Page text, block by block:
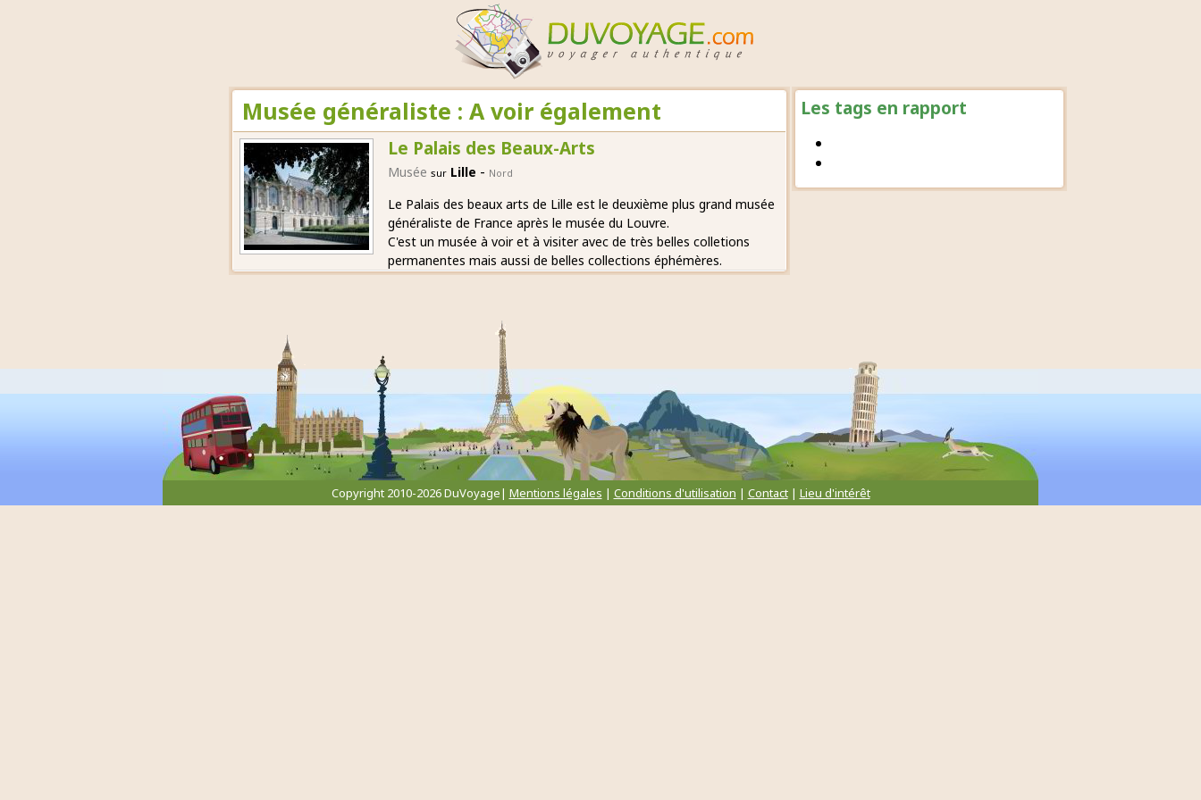
Les tags en rapport
Musée généraliste : A voir également
Le Palais des Beaux-Arts
Musée sur Lille - Nord
Le Palais des beaux arts de Lille est le deuxième plus grand musée
généraliste de France après le musée du Louvre.
C'est un musée à voir et à visiter avec de très belles colletions
permanentes mais aussi de belles collections éphémères.
Copyright 2010-2026 DuVoyage| Mentions légales | Conditions d'utilisation | Contact| Lieu d'intérêt